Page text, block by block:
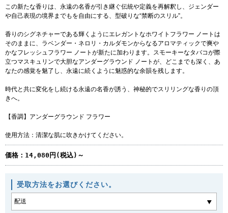
この新たな香りは、永遠の名香が引き継ぐ伝統や定義を再解釈し、ジェンダー
や自己表現の境界までもを自由にする、型破りな“禁断のスリル”。
香りのシグネチャーである輝くようにエレガントなホワイトフラワー ノートは
そのままに、ラベンダー・ネロリ・カルダモンからなるアロマティックで爽や
かなフレッシュフラワー ノートが新たに加わります。スモーキーなタバコが際
立つマスキュリンで大胆なアンダーグラウンド ノートが、どこまでも深く、あ
なたの感覚を魅了し、永遠に続くように魅惑的な余韻を残します。
時代と共に変化をし続ける永遠の名香が誘う、神秘的でスリリングな香りの頂
きへ。
【香調】アンダーグラウンド フラワー
使用方法：清潔な肌に吹きかけてください。
価格： 14,080円(税込)～
受取方法をお選びください。